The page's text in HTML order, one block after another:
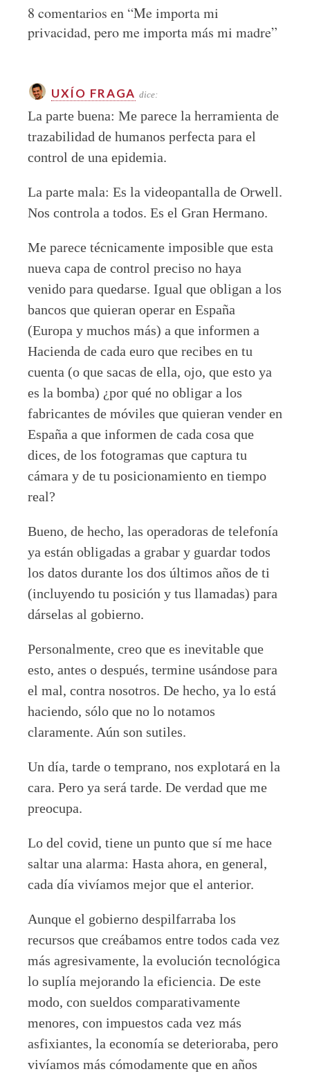
8 comentarios en “Me importa mi
privacidad, pero me importa más mi madre”
UXÍO FRAGA dice:
La parte buena: Me parece la herramienta de
trazabilidad de humanos perfecta para el
control de una epidemia.
La parte mala: Es la videopantalla de Orwell.
Nos controla a todos. Es el Gran Hermano.
Me parece técnicamente imposible que esta
nueva capa de control preciso no haya
venido para quedarse. Igual que obligan a los
bancos que quieran operar en España
(Europa y muchos más) a que informen a
Hacienda de cada euro que recibes en tu
cuenta (o que sacas de ella, ojo, que esto ya
es la bomba) ¿por qué no obligar a los
fabricantes de móviles que quieran vender en
España a que informen de cada cosa que
dices, de los fotogramas que captura tu
cámara y de tu posicionamiento en tiempo
real?
Bueno, de hecho, las operadoras de telefonía
ya están obligadas a grabar y guardar todos
los datos durante los dos últimos años de ti
(incluyendo tu posición y tus llamadas) para
dárselas al gobierno.
Personalmente, creo que es inevitable que
esto, antes o después, termine usándose para
el mal, contra nosotros. De hecho, ya lo está
haciendo, sólo que no lo notamos
claramente. Aún son sutiles.
Un día, tarde o temprano, nos explotará en la
cara. Pero ya será tarde. De verdad que me
preocupa.
Lo del covid, tiene un punto que sí me hace
saltar una alarma: Hasta ahora, en general,
cada día vivíamos mejor que el anterior.
Aunque el gobierno despilfarraba los
recursos que creábamos entre todos cada vez
más agresivamente, la evolución tecnológica
lo suplía mejorando la eficiencia. De este
modo, con sueldos comparativamente
menores, con impuestos cada vez más
asfixiantes, la economía se deterioraba, pero
vivíamos más cómodamente que en años